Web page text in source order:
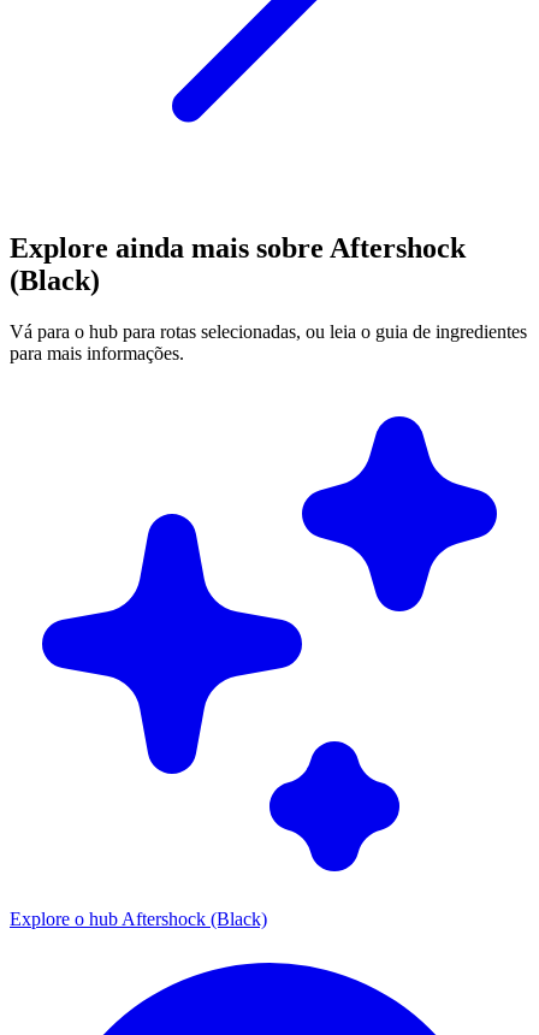
Explore ainda mais sobre Aftershock
(Black)
Vá para o hub para rotas selecionadas, ou leia o guia de ingredientes
para mais informações.
Explore o hub Aftershock (Black)